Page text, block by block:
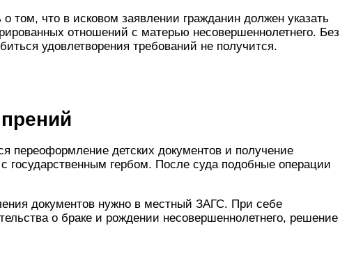
том, что в исковом заявлении гражданин должен указать
отношений с матерью несовершеннолетнего. Без
удовлетворения требований не получится.
переоформление детских документов и получение
государственным гербом. После суда подобные операции
документов нужно в местный ЗАГС. При себе
о браке и рождении несовершеннолетнего, решение